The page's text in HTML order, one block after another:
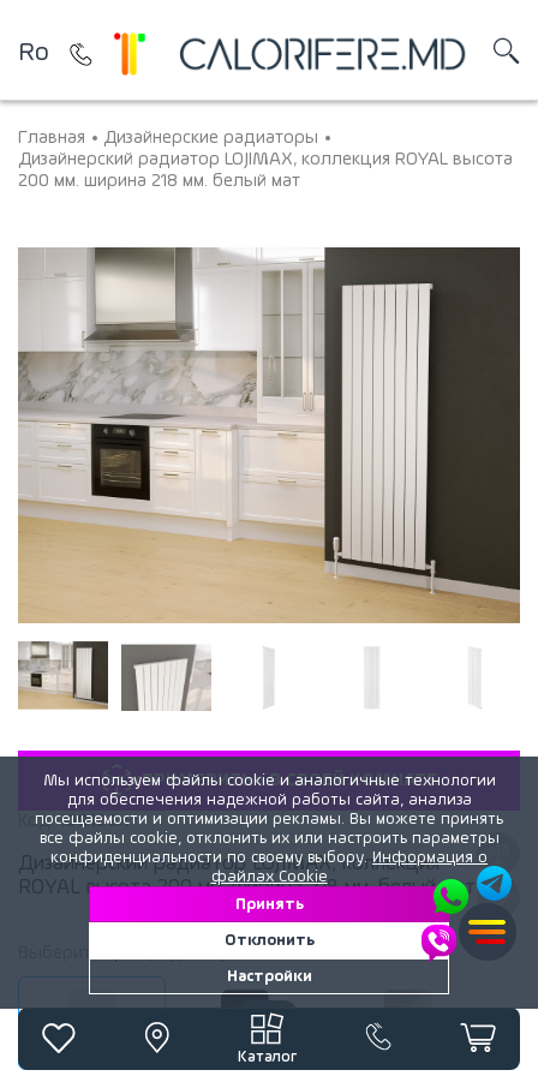
Ro
Каталог
Главная
Дизайнерские радиаторы
Дизайнерский радиатор LOJIMAX, коллекция ROYAL высота
200 мм. ширина 218 мм. белый мат
«ПРИМЕРИТЬ» В СВОЕЙ КОМНАТЕ
Код:109132x
Дизайнерский радиатор LOJIMAX, коллекция
ROYAL высота 200 мм. ширина 218 мм. белый мат
Белый матовый Черный матовый RAL глянец Lemon
Мы используем файлы cookie и аналогичные технологии
для обеспечения надежной работы сайта, анализа
посещаемости и оптимизации рекламы. Вы можете принять
все файлы cookie, отклонить их или настроить параметры
конфиденциальности по своему выбору.Информация о
файлах Cookie
Принять
Отклонить
Настройки